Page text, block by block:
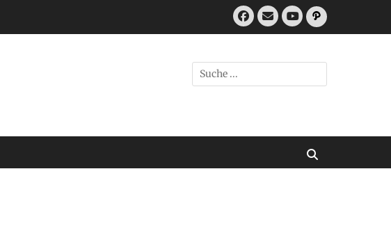
Facebook
E-
MailYouTube
Pfad
Suchen
nach: